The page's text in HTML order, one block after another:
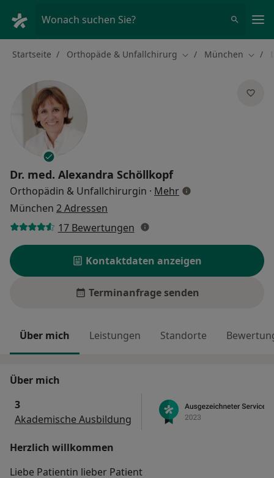
Wonach suchen Sie?
Startseite Orthopäde & Unfallchirurg Stadt ändern
München Stadt
Dr. med. Alexandra Schöllkopf
Orthopädin & Unfallchirurgin · Mehrüber
München 2 Adressen
17 Bewertungen
Kontaktdaten anzeigen
Terminanfrage senden
Über mich Leistungen Standorte
Über mich
3
Akademische Ausbildung
Herzlich willkommen
Liebe Patientin lieber Patient